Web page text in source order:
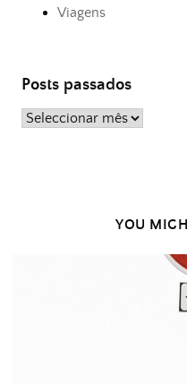
Viagens
Posts passados
Posts
YOU